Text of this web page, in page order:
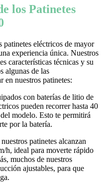
los Patinetes
eléctricos de mayor
experiencia única. Nuestros
características técnicas y su
algunas de las
en nuestros patinetes:
con baterías de litio de
pueden recorrer hasta 40
modelo. Esto te permitirá
por la batería.
patinetes alcanzan
h, ideal para moverte rápido
muchos de nuestros
ajustables, para que